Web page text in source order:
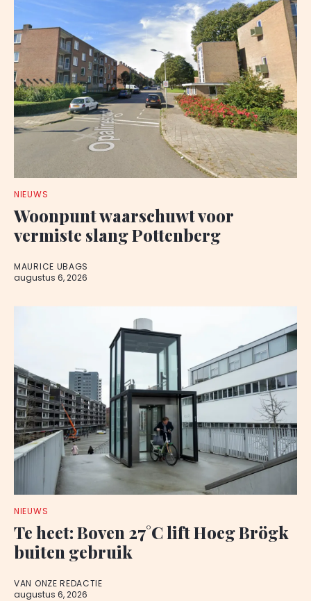
NIEUWS
Woonpunt waarschuwt voor
vermiste slang Pottenberg
MAURICE UBAGS
augustus 6, 2026
NIEUWS
Te heet: Boven 27°C lift Hoeg Brögk
buiten gebruik
VAN ONZE REDACTIE
augustus 6, 2026